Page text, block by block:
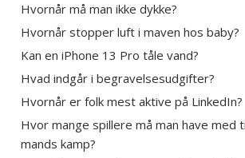
Hvornår må man ikke dykke?
Hvornår stopper luft i maven hos baby?
Kan en iPhone 13 Pro tåle vand?
Hvad indgår i begravelsesudgifter?
Hvornår er folk mest aktive på LinkedIn?
Hvor mange spillere må man have med
mands kamp?